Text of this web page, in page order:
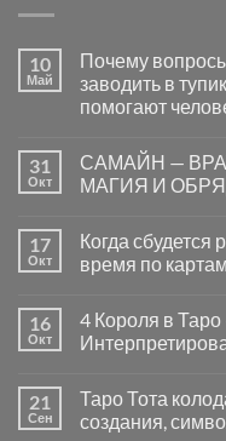
10
Май
Почему
заводить в
помогают
записи
Почему
вопросы
Нет»
Таро
в
тупик
и
на
самом
деле
31
Окт
САМАЙН —
МАГИЯ И
записи
САМАЙН
—
МИРАМИ.
СМЫСЛ,
МАГИЯ
СВЯЩЕННОЙ
НОЧИ
17
Окт
Когда сбудется
время по
записи
Когда
сбудется
определять
время
по
16
Окт
4 Короля в
записи
Короля
21
Сен
Таро Тота
создания,